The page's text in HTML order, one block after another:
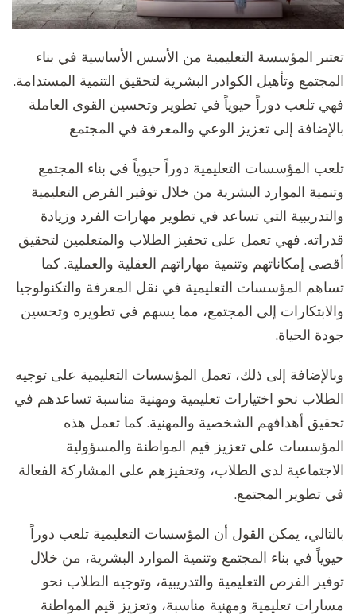
تعتبر المؤسسة التعليمية من الأسس الأساسية في بناء
المجتمع وتأهيل الكوادر البشرية لتحقيق التنمية المستدامة.
فهي تلعب دوراً حيوياً في تطوير وتحسين القوى العاملة
بالإضافة إلى تعزيز الوعي والمعرفة في المجتمع
تلعب المؤسسات التعليمية دوراً حيوياً في بناء المجتمع
وتنمية الموارد البشرية من خلال توفير الفرص التعليمية
والتدريبية التي تساعد في تطوير مهارات الفرد وزيادة
قدراته. فهي تعمل على تحفيز الطلاب والمتعلمين لتحقيق
أقصى إمكاناتهم وتنمية مهاراتهم العقلية والعملية. كما
تساهم المؤسسات التعليمية في نقل المعرفة والتكنولوجيا
والابتكارات إلى المجتمع، مما يسهم في تطويره وتحسين
جودة الحياة.
وبالإضافة إلى ذلك، تعمل المؤسسات التعليمية على توجيه
الطلاب نحو اختيارات تعليمية ومهنية مناسبة تساعدهم في
تحقيق أهدافهم الشخصية والمهنية. كما تعمل هذه
المؤسسات على تعزيز قيم المواطنة والمسؤولية
الاجتماعية لدى الطلاب، وتحفيزهم على المشاركة الفعالة
في تطوير المجتمع.
بالتالي، يمكن القول أن المؤسسات التعليمية تلعب دوراً
حيوياً في بناء المجتمع وتنمية الموارد البشرية، من خلال
توفير الفرص التعليمية والتدريبية، وتوجيه الطلاب نحو
مسارات تعليمية ومهنية مناسبة، وتعزيز قيم المواطنة